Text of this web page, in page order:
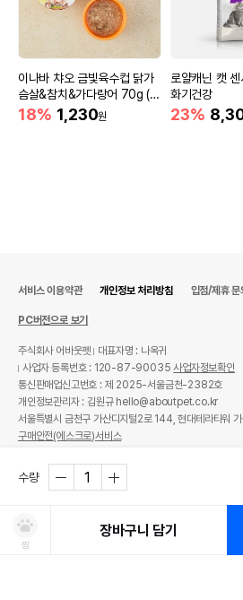
이나바 챠오 금빛육수컵 닭가
슴살&참치&가다랑어 70g (I
MC-133)
18% 1,230원
로얄캐닌 캣
화기건강
23%
수량
찜
장바구니 담기
서비스 이용약관 개인정보 처리방침 입점/제휴 문
PC버전으로 보기
주식회사 어바웃펫
대표자명 : 나옥귀
사업자 등록번호 : 120-87-90035사업자정보확인
통신판매업신고번호 : 제 2025-서울금천-2382호
개인정보관리자 : 김원규 hello@aboutpet.co.kr
서울특별시 금천구 가산디지털2로 144, 현대테라타
구매안전(에스크로)서비스